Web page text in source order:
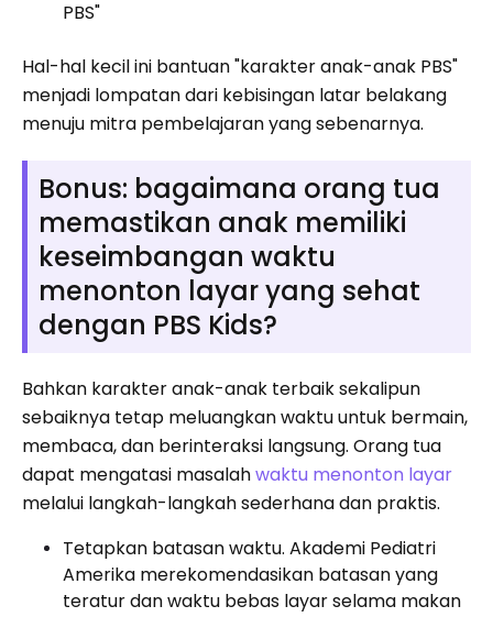
PBS"
Hal-hal kecil ini bantuan "karakter anak-anak PBS"
menjadi lompatan dari kebisingan latar belakang
menuju mitra pembelajaran yang sebenarnya.
Bonus: bagaimana orang tua
memastikan anak memiliki
keseimbangan waktu
menonton layar yang sehat
dengan PBS Kids?
Bahkan karakter anak-anak terbaik sekalipun
sebaiknya tetap meluangkan waktu untuk bermain,
membaca, dan berinteraksi langsung. Orang tua
dapat mengatasi masalahwaktu menonton layar
melalui langkah-langkah sederhana dan praktis.
Tetapkan batasan waktu. Akademi Pediatri
Amerika merekomendasikan batasan yang
teratur dan waktu bebas layar selama makan